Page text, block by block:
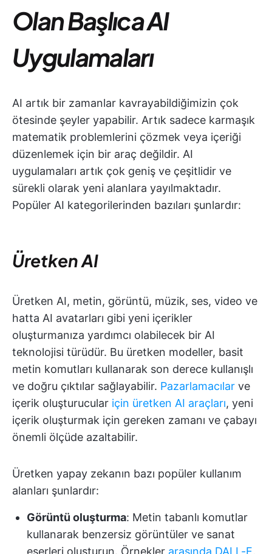
Olan Başlıca AI
Uygulamaları
AI artık bir zamanlar kavrayabildiğimizin çok
ötesinde şeyler yapabilir. Artık sadece karmaşık
matematik problemlerini çözmek veya içeriği
düzenlemek için bir araç değildir. AI
uygulamaları artık çok geniş ve çeşitlidir ve
sürekli olarak yeni alanlara yayılmaktadır.
Popüler AI kategorilerinden bazıları şunlardır:
Üretken AI
Üretken AI, metin, görüntü, müzik, ses, video ve
hatta AI avatarları gibi yeni içerikler
oluşturmanıza yardımcı olabilecek bir AI
teknolojisi türüdür. Bu üretken modeller, basit
metin komutları kullanarak son derece kullanışlı
ve doğru çıktılar sağlayabilir. Pazarlamacılar ve
içerik oluşturucular için üretken AI araçları, yeni
içerik oluşturmak için gereken zamanı ve çabayı
önemli ölçüde azaltabilir.
Üretken yapay zekanın bazı popüler kullanım
alanları şunlardır:
Görüntü oluşturma: Metin tabanlı komutlar
kullanarak benzersiz görüntüler ve sanat
eserleri oluşturun. Örnekler arasında DALL-E,